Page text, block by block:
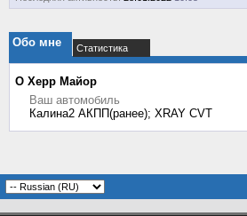
Обо мне Статистика
О Херр Майор
Ваш автомобиль
Калина2 АКПП(ранее); XRAY CVT